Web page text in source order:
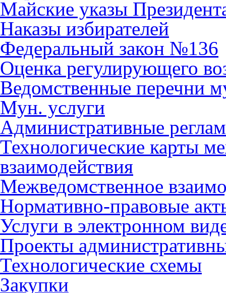
Майские указы
Наказы избирателей
Федеральный закон №136
Оценка регулирующего
Ведомственные перечни
Мун. услуги
Административные
Технологические карты
взаимодействия
Межведомственное
Нормативно-правовые
Услуги в электронном
Проекты
Технологические схемы
Закупки